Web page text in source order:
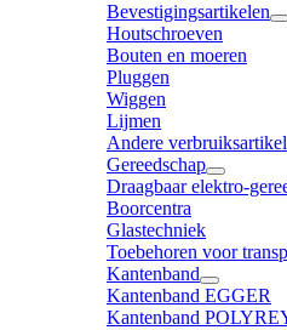
Bevestigingsartikelen
Houtschroeven
Bouten en moeren
Pluggen
Wiggen
Lijmen
Andere
Gereedschap
Draagbaar elektro-
Boorcentra
Glastechniek
Toebehoren voor
Kantenband
Kantenband EGGER
Kantenband